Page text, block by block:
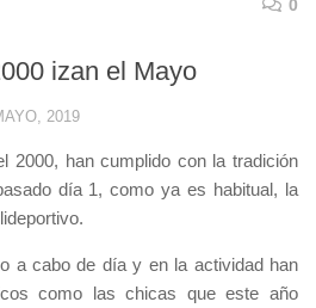
0
izan el Mayo
2019
2000, han cumplido con la tradición
día 1, como ya es habitual, la
a cabo de día y en la actividad han
como las chicas que este año